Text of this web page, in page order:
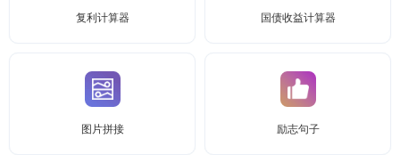
复利计算器 国债收益计算器
图片拼接 励志句子